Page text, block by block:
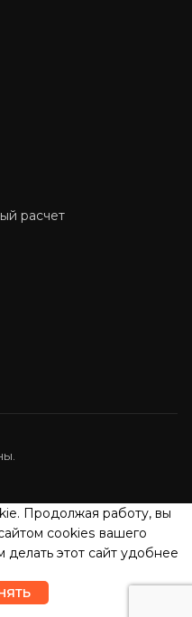
расчет
Продолжая работу, вы
сооkiеѕ вашего
этот сайт удобнее